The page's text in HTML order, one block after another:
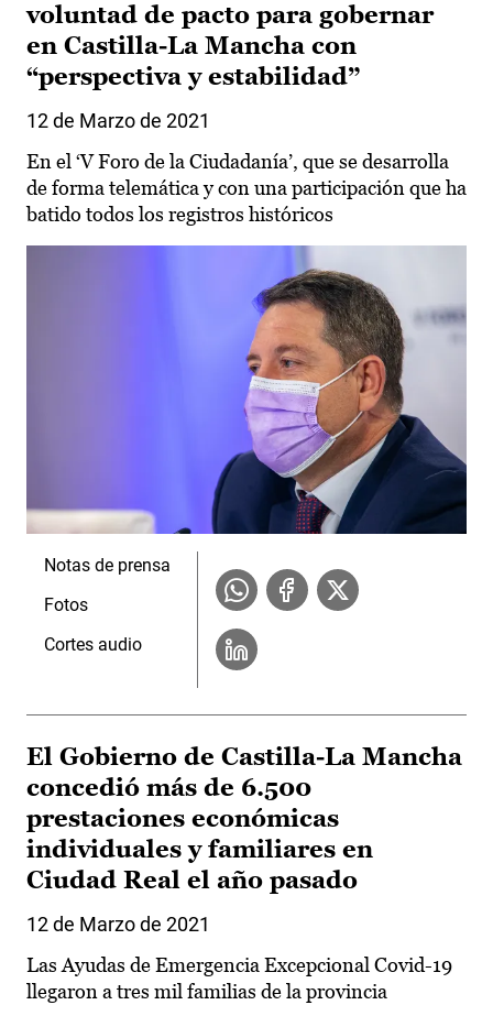
voluntad de pacto para gobernar
en Castilla-La Mancha con
“perspectiva y estabilidad”
12 de Marzo de 2021
En el ‘V Foro de la Ciudadanía’, que se desarrolla
de forma telemática y con una participación que ha
batido todos los registros históricos
Notas de prensa
Fotos
Cortes audio
El Gobierno de Castilla-La Mancha
concedió más de 6.500
prestaciones económicas
individuales y familiares en
Ciudad Real el año pasado
12 de Marzo de 2021
Las Ayudas de Emergencia Excepcional Covid-19
llegaron a tres mil familias de la provincia